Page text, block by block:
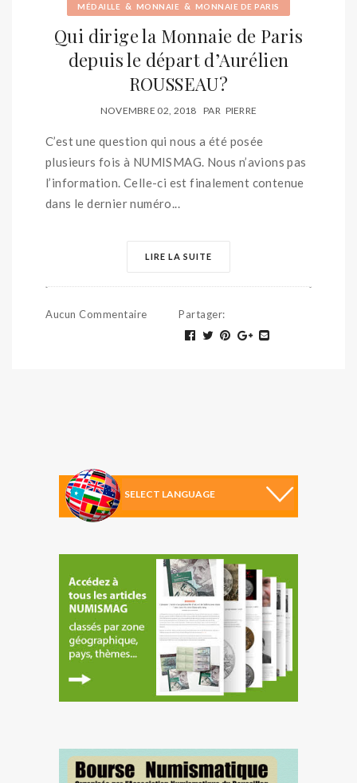
MÉDAILLE & MONNAIE & MONNAIE DE PARIS
Qui dirige la Monnaie de Paris
depuis le départ d’Aurélien
ROUSSEAU?
NOVEMBRE 02, 2018 PAR PIERRE
C’est une question qui nous a été posée
plusieurs fois à NUMISMAG. Nous n’avions pas
l’information. Celle-ci est finalement contenue
dans le dernier numéro...
LIRE LA SUITE
Aucun Commentaire Partager: